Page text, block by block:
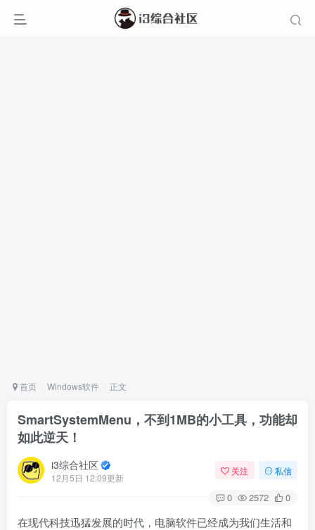
首页 Windows软件 正文
SmartSystemMenu，不到1MB的小工具，功能却
如此逆天！
i3综合社区
12月5日 12:09更新
关注 私信
0 2572 0
在现代科技迅猛发展的时代，电脑软件已经成为我们生活和